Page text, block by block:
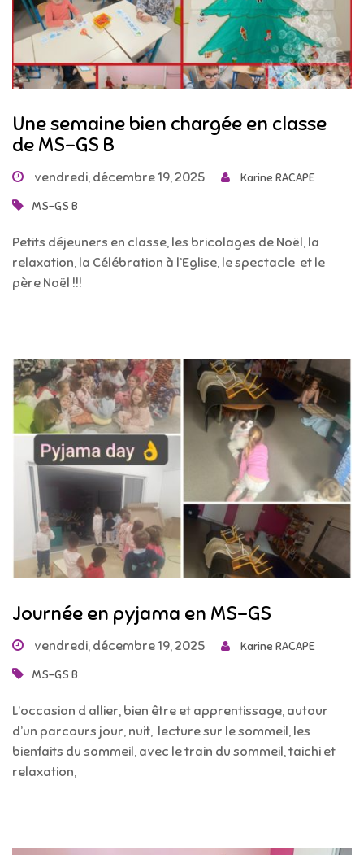
Une semaine bien chargée en classe
de MS-GS B
vendredi, décembre 19, 2025 Karine RACAPE
MS-GS B
Petits déjeuners en classe, les bricolages de Noël, la
relaxation, la Célébration à l’Eglise, le spectacle et le
père Noël !!!
Journée en pyjama en MS-GS
vendredi, décembre 19, 2025 Karine RACAPE
MS-GS B
L’occasion d allier, bien être et apprentissage, autour
d’un parcours jour, nuit, lecture sur le sommeil, les
bienfaits du sommeil, avec le train du sommeil, taichi et
relaxation,